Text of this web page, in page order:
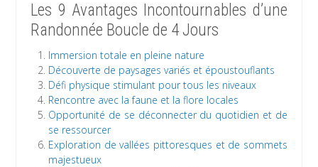
Les 9 Avantages Incontournables d’une
Randonnée Boucle de 4 Jours
Immersion totale en pleine nature
Découverte de paysages variés et époustouflants
Défi physique stimulant pour tous les niveaux
Rencontre avec la faune et la flore locales
Opportunité de se déconnecter du quotidien et de
se ressourcer
Exploration de vallées pittoresques et de sommets
majestueux